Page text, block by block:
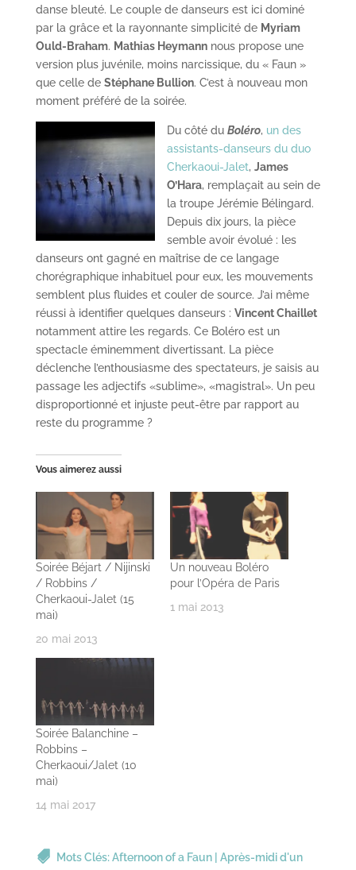
danse bleuté. Le couple de danseurs est ici dominé
par la grâce et la rayonnante simplicité de Myriam
Ould-Braham. Mathias Heymannnous propose une
version plus juvénile, moins narcissique, du « Faun »
que celle de Stéphane Bullion. C’est à nouveau mon
moment préféré de la soirée.
Du côté du Boléro, un des
assistants-danseurs du duo
Cherkaoui-Jalet, James
O’Hara, remplaçait au sein de
la troupe Jérémie Bélingard.
Depuis dix jours, la pièce
semble avoir évolué : les
danseurs ont gagné en maîtrise de ce langage
chorégraphique inhabituel pour eux, les mouvements
semblent plus fluides et couler de source. J’ai même
réussi à identifier quelques danseurs : Vincent Chaillet
notamment attire les regards. Ce Boléro est un
spectacle éminemment divertissant. La pièce
déclenche l’enthousiasme des spectateurs, je saisis au
passage les adjectifs «sublime», «magistral». Un peu
disproportionné et injuste peut-être par rapport au
reste du programme ?
Vous aimerez aussi
Soirée Béjart / Nijinski
/ Robbins /
Cherkaoui-Jalet (15
mai)
20 mai 2013
Un nouveau Boléro
pour l’Opéra de Paris
1 mai 2013
Soirée Balanchine –
Robbins –
Cherkaoui/Jalet (10
mai)
14 mai 2017
Mots Clés:Afternoon of a Faun| Après-midi d'un